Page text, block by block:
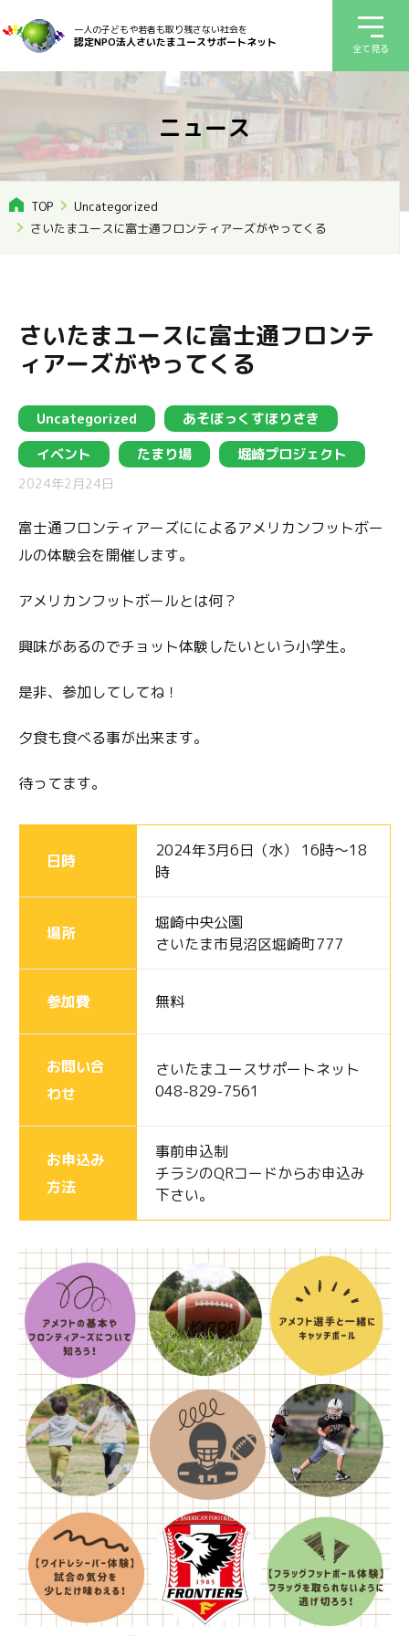
一人の子どもや若者も取り残さない社会を
認定NPO法人さいたまユースサポートネット 全て見る
ニュース
TOP
Uncategorized
さいたまユースに富士通フロンティアーズがやってくる
さいたまユースに富士通フロンテ
ィアーズがやってくる
Uncategorized
あそぼっくすほりさき
イベント
たまり場 堀崎プロジェクト
2024年2月24日
富士通フロンティアーズにによるアメリカンフットボー
ルの体験会を開催します。
アメリカンフットボールとは何？
興味があるのでチョット体験したいという小学生。
是非、参加してしてね！
夕食も食べる事が出来ます。
待ってます。
日時
2024年3月6日（水） 16時〜18
時
場所
堀崎中央公園
さいたま市見沼区堀崎町777
参加費 無料
お問い合
わせ
さいたまユースサポートネット
048-829-7561
お申込み
方法
事前申込制
チラシのQRコードからお申込み
下さい。